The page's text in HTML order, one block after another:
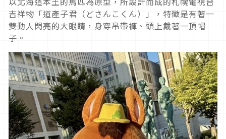
吉祥物「道產子君（どさんこくん）」，特徵是有著一
雙動人閃亮的大眼睛，身穿吊帶褲、頭上戴著一頂帽
子。